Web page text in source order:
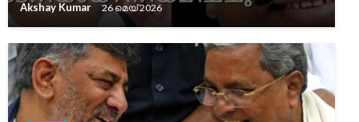
Akshay Kumar 26 മെയ്‌ 2026